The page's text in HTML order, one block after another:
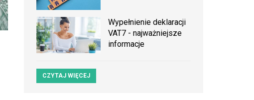
Wypełnienie deklaracji
VAT7 - najważniejsze
informacje
CZYTAJ WIĘCEJ